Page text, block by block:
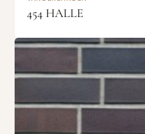
454 HALLE